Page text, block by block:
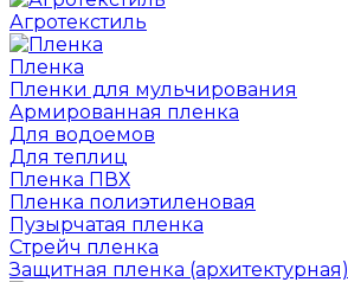
Агротекстиль
Пленка
Пленки для мульчирования
Армированная пленка
Для водоемов
Для теплиц
Пленка ПВХ
Пленка полиэтиленовая
Пузырчатая пленка
Cтрейч пленка
Защитная пленка (архитектурная)